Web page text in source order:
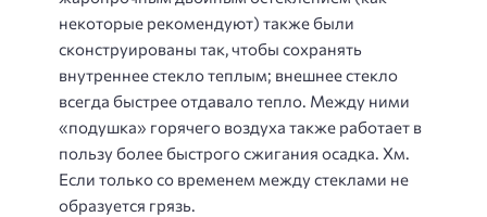
некоторые рекомендуют) также были
сконструированы так, чтобы сохранять
внутреннее стекло теплым; внешнее стекло
всегда быстрее отдавало тепло. Между ними
«подушка» горячего воздуха также работает в
пользу более быстрого сжигания осадка. Хм.
Если только со временем между стеклами не
образуется грязь.